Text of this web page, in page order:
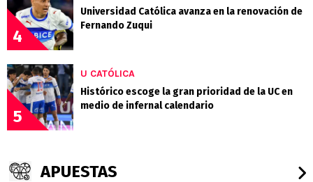
4
Universidad Católica avanza en la renovación de
Fernando Zuqui
5
U CATÓLICA
Histórico escoge la gran prioridad de la UC en
medio de infernal calendario
APUESTAS